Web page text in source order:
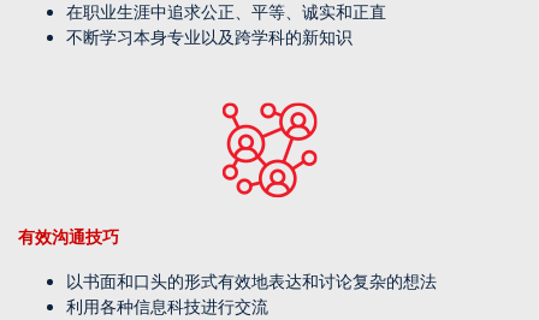
在职业生涯中追求公正、平等、诚实和正直
不断学习本身专业以及跨学科的新知识
有效沟通技巧
以书面和口头的形式有效地表达和讨论复杂的想法
利用各种信息科技进行交流